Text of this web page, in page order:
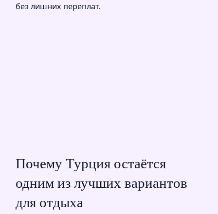
без лишних переплат.
Почему Турция остаётся
одним из лучших вариантов
для отдыха